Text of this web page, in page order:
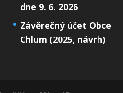
dne 9. 6. 2026
Závěrečný účet Obce
Chlum (2025, návrh)